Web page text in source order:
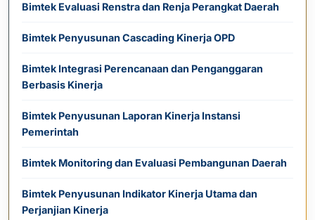
Bimtek Evaluasi Renstra dan Renja Perangkat Daerah
Bimtek Penyusunan Cascading Kinerja OPD
Bimtek Integrasi Perencanaan dan Penganggaran
Berbasis Kinerja
Bimtek Penyusunan Laporan Kinerja Instansi
Pemerintah
Bimtek Monitoring dan Evaluasi Pembangunan Daerah
Bimtek Penyusunan Indikator Kinerja Utama dan
Perjanjian Kinerja